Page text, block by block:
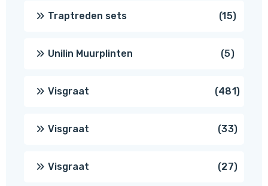
Traptreden sets 1515
Unilin Muurplinten 55
Visgraat 481481
Visgraat 3333
Visgraat 2727